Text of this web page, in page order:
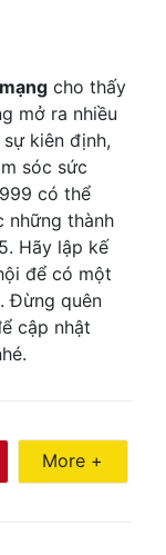
cho thấy
mở ra nhiều
kiên định,
sóc sức
có thể
những thành
Hãy lập kế
để có một
Đừng quên
cập nhật
Share
More +